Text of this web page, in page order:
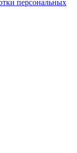
персональных